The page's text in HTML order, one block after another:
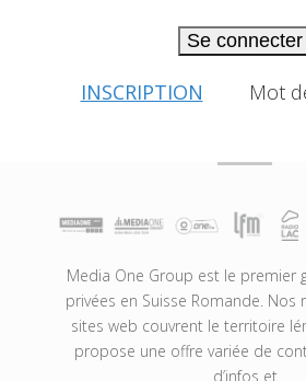
Se connecter
INSCRIPTION Mot
Media One Group est le premier
privées en Suisse Romande. Nos
sites web couvrent le territoire
propose une offre variée de
d’infos et